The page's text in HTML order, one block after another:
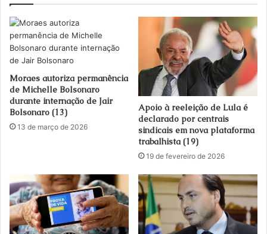
Moraes autoriza permanência
de Michelle Bolsonaro
durante internação de Jair
Bolsonaro (13)
13 de março de 2026
Apoio à reeleição de Lula é
declarado por centrais
sindicais em nova plataforma
trabalhista (19)
19 de fevereiro de 2026